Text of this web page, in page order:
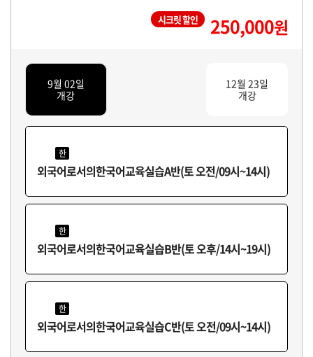
시크릿 할인 250,000원
9월 02일
개강
12월 23일
개강
한
외국어로서의한국어교육실습A반(토 오전/09시~14시)
한
외국어로서의한국어교육실습B반(토 오후/14시~19시)
한
외국어로서의한국어교육실습C반(토 오전/09시~14시)